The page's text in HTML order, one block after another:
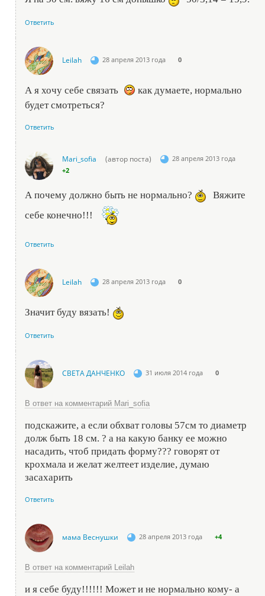
Ответить
Leilah 28 апреля 2013 года 0
А я хочу себе связать
как думаете, нормально
будет смотреться?
Ответить
Mari_sofia (автор поста)
28 апреля 2013 года
+2
А почему должно быть не нормально?
Вяжите
себе конечно!!!
Ответить
Leilah 28 апреля 2013 года 0
Значит буду вязать!
Ответить
СВЕТА ДАНЧЕНКО 31 июля 2014 года 0
В ответ на комментарий Mari_sofia
подскажите, а если обхват головы 57см то диаметр
долж быть 18 см. ? а на какую банку ее можно
насадить, чтоб придать форму??? говорят от
крохмала и желат желтеет изделие, думаю
засахарить
Ответить
мама Веснушки 28 апреля 2013 года +4
В ответ на комментарий Leilah
и я себе буду!!!!!! Может и не нормально кому- а